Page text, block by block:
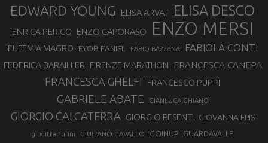
EDWARD YOUNG ELISA ARVAT ELISA DESCO
ENRICA PERICO ENZO CAPORASO ENZO MERSI
EUFEMIA MAGRO EYOB FANIEL FABIO BAZZANA FABIOLA CONTI
FEDERICA BARAILLER FIRENZE MARATHON FRANCESCA CANEPA
FRANCESCA GHELFI FRANCESCO PUPPI
GABRIELE ABATE GIANLUCA GHIANO
GIORGIO CALCATERRA GIORGIO PESENTI GIOVANNA EPIS
giuditta turini GIULIANO CAVALLO GOINUP GUARDAVALLE